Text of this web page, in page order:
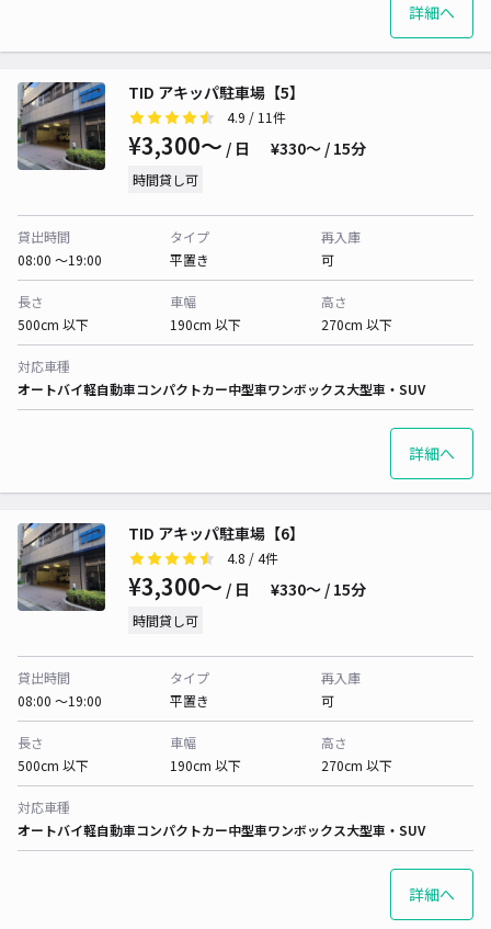
詳細へ
TID アキッパ駐車場【5】
4.9 / 11件
¥3,300〜 / 日 ¥330〜 / 15分
時間貸し可
貸出時間
08:00 〜19:00
タイプ
平置き
再入庫
可
長さ
500cm 以下
車幅
190cm 以下
高さ
270cm 以下
対応車種
オートバイ軽自動車コンパクトカー中型車ワンボックス大型車・SUV
詳細へ
TID アキッパ駐車場【6】
4.8 / 4件
¥3,300〜 / 日 ¥330〜 / 15分
時間貸し可
貸出時間
08:00 〜19:00
タイプ
平置き
再入庫
可
長さ
500cm 以下
車幅
190cm 以下
高さ
270cm 以下
対応車種
オートバイ軽自動車コンパクトカー中型車ワンボックス大型車・SUV
詳細へ